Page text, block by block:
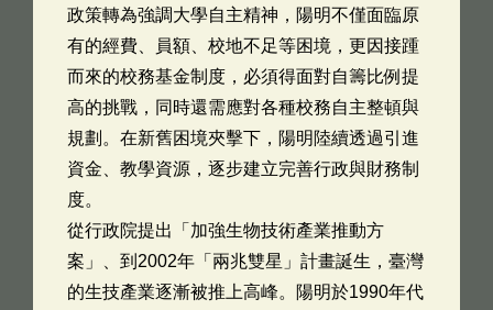
政策轉為強調大學自主精神，陽明不僅面臨原
有的經費、員額、校地不足等困境，更因接踵
而來的校務基金制度，必須得面對自籌比例提
高的挑戰，同時還需應對各種校務自主整頓與
規劃。在新舊困境夾擊下，陽明陸續透過引進
資金、教學資源，逐步建立完善行政與財務制
度。
從行政院提出「加強生物技術產業推動方
案」、到2002年「兩兆雙星」計畫誕生，臺灣
的生技產業逐漸被推上高峰。陽明於1990年代